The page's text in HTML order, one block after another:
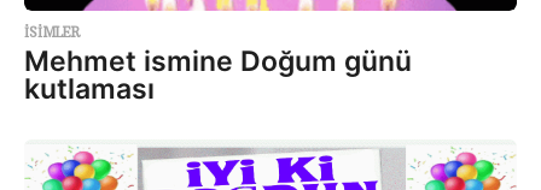
ISIMLER
Mehmet ismine Doğum günü
kutlaması